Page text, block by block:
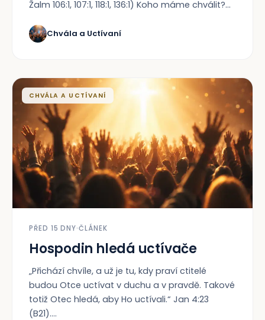
Žalm 106:1, 107:1, 118:1, 136:1) Koho máme chválit?...
Chvála a Uctívaní
CHVÁLA A UCTÍVANÍ
PŘED 15 DNY·ČLÁNEK
Hospodin hledá uctívače
„Přichází chvíle, a už je tu, kdy praví ctitelé
budou Otce uctívat v duchu a v pravdě. Takové
totiž Otec hledá, aby Ho uctívali.“ Jan 4:23
(B21)....